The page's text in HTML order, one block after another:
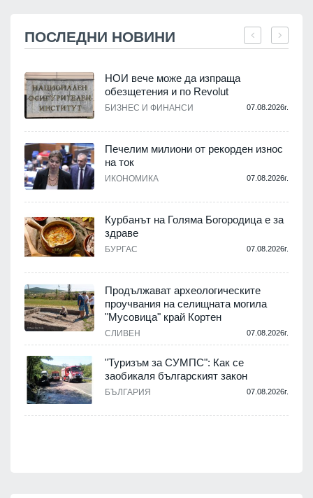
ПОСЛЕДНИ НОВИНИ
НОИ вече може да изпраща
обезщетения и по Revolut
БИЗНЕС И ФИНАНСИ 07.08.2026г.
Печелим милиони от рекорден износ
на ток
ИКОНОМИКА 07.08.2026г.
Курбанът на Голяма Богородица е за
здраве
БУРГАС 07.08.2026г.
Продължават археологическите
проучвания на селищната могила
"Мусовица" край Кортен
СЛИВЕН 07.08.2026г.
"Туризъм за СУМПС": Как се
заобикаля българският закон
БЪЛГАРИЯ 07.08.2026г.